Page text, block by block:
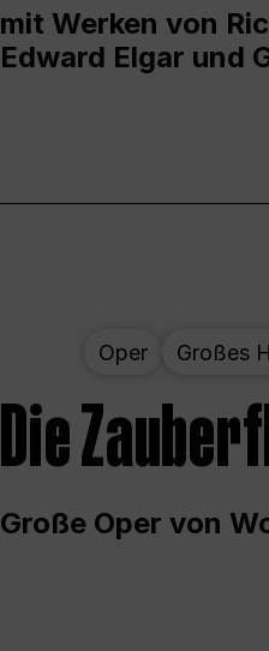
mit Werken von
Edward Elgar und
Oper Großes
Die
Große Oper von